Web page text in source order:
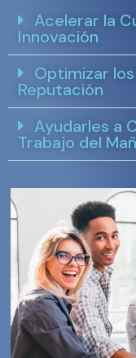
Acelerar la
Innovación
Optimizar
Reputación
Ayudarles a
Trabajo del